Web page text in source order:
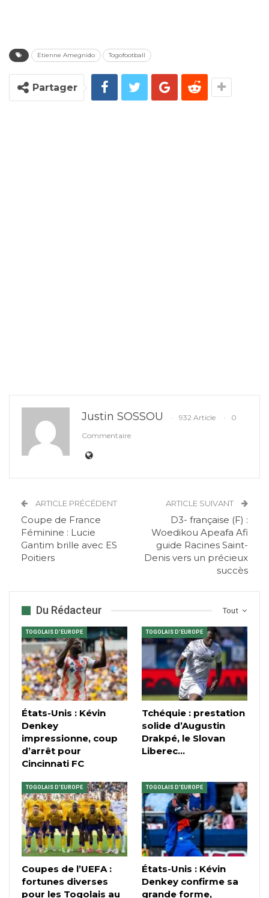
Etienne Amegnido Togofootball
Partager
Justin SOSSOU 932 Article
0
Commentaire
ARTICLE PRÉCÉDENT
Coupe de France
Féminine : Lucie
Gantim brille avec ES
Poitiers
ARTICLE SUIVANT
D3- française (F) :
Woedikou Apeafa Afi
guide Racines Saint-
Denis vers un précieux
succès
Tout
Du Rédacteur
TOGOLAIS D'EUROPE
États-Unis : Kévin
Denkey
impressionne, coup
d’arrêt pour
Cincinnati FC
TOGOLAIS D'EUROPE
Tchéquie : prestation
solide d’Augustin
Drakpé, le Slovan
Liberec…
TOGOLAIS D'EUROPE
Coupes de l’UEFA :
fortunes diverses
pour les Togolais au
TOGOLAIS D'EUROPE
États-Unis : Kévin
Denkey confirme sa
grande forme,